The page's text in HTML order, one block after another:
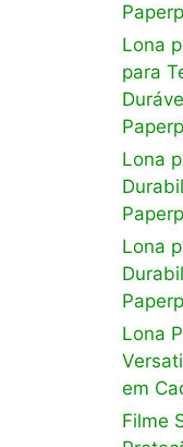
Lona
para
Lona
Lona
Lona
em
Filme